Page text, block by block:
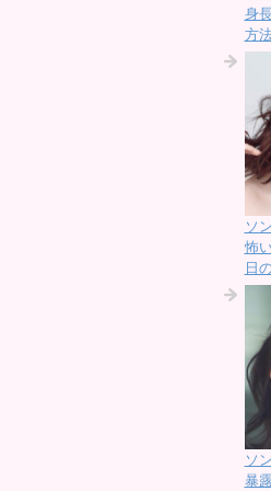
身
方
ソ
怖
日
ソ
暴